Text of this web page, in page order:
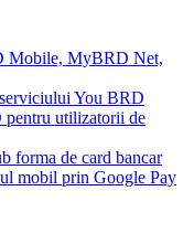
Mobile, MyBRD Net,
You BRD
pentru utilizatorii de
forma de card bancar
mobil prin Google Pay